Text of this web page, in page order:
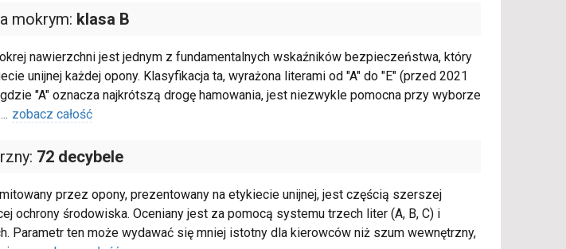
mokrym: klasa B
nawierzchni jest jednym z fundamentalnych wskaźników bezpieczeństwa, który
unijnej każdej opony. Klasyfikacja ta, wyrażona literami od "A" do "E" (przed 2021
gdzie "A" oznacza najkrótszą drogę hamowania, jest niezwykle pomocna przy wyborze
... zobacz całość
72 decybele
przez opony, prezentowany na etykiecie unijnej, jest częścią szerszej
ochrony środowiska. Oceniany jest za pomocą systemu trzech liter (A, B, C) i
Parametr ten może wydawać się mniej istotny dla kierowców niż szum wewnętrzny,